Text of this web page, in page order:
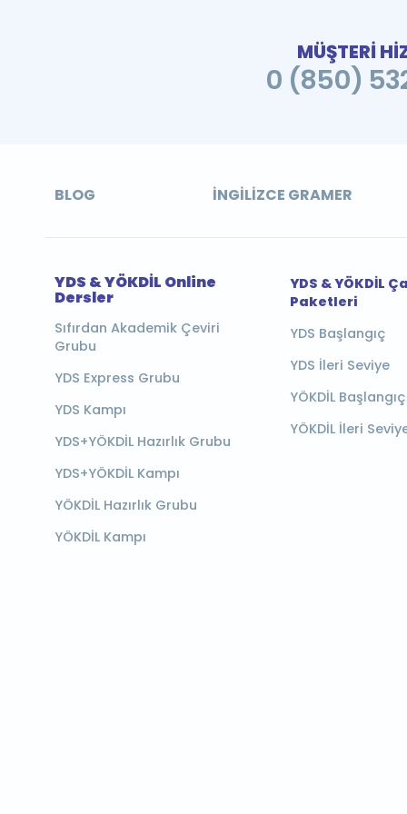
MÜŞTERİ
0 (850)
BLOG İNGILIZCE GRAMER
YDS & YÖKDİL Online
Dersler
Sıfırdan Akademik Çeviri
Grubu
YDS Express Grubu
YDS Kampı
YDS+YÖKDİL Hazırlık Grubu
YDS+YÖKDİL Kampı
YÖKDİL Hazırlık Grubu
YÖKDİL Kampı
YDS & YÖKDİL
Paketleri
YDS Başlangıç
YDS İleri Seviye
YÖKDİL Başlangıç
YÖKDİL İleri